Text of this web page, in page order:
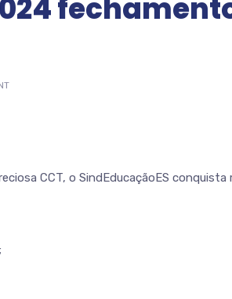
CCT, o SindEducaçãoES conquista